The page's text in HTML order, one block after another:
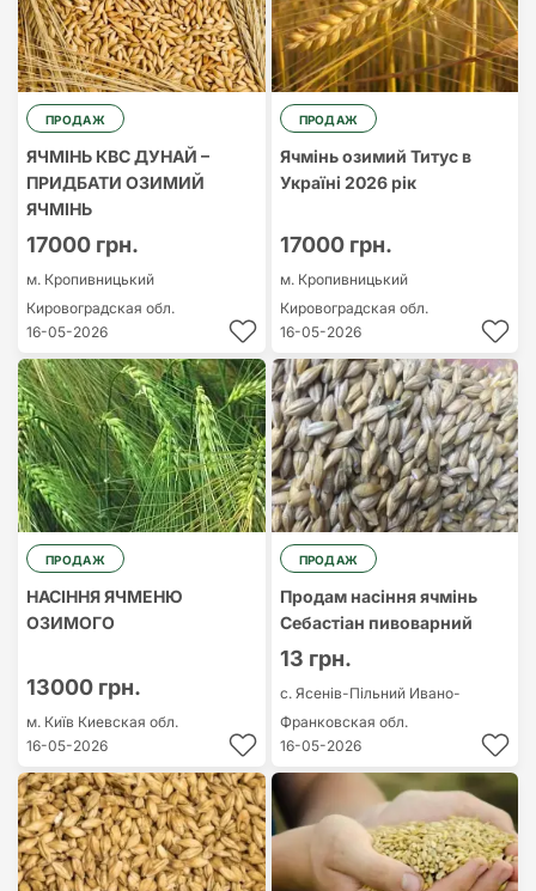
ПРОДАЖ
ЯЧМІНЬ КВС ДУНАЙ –
ПРИДБАТИ ОЗИМИЙ
ЯЧМІНЬ
17000 грн.
м. Кропивницький
Кировоградская обл.
16-05-2026
ПРОДАЖ
Ячмінь озимий Титус в
Україні 2026 рік
17000 грн.
м. Кропивницький
Кировоградская обл.
16-05-2026
ПРОДАЖ
НАСІННЯ ЯЧМЕНЮ
ОЗИМОГО
13000 грн.
м. Київ Киевская обл.
16-05-2026
ПРОДАЖ
Продам насіння ячмінь
Себастіан пивоварний
13 грн.
с. Ясенів-Пільний Ивано-
Франковская обл.
16-05-2026